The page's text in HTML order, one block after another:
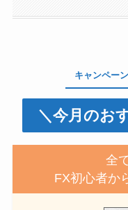
キャンペーン
＼今月のお
全
FX初心者か